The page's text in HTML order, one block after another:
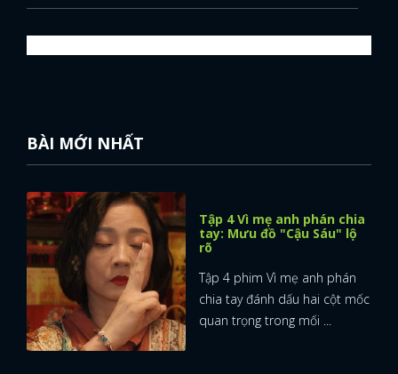
BÀI MỚI NHẤT
Tập 4 Vì mẹ anh phán chia
tay: Mưu đồ "Cậu Sáu" lộ
rõ
Tập 4 phim Vì mẹ anh phán
chia tay đánh dấu hai cột mốc
quan trọng trong mối ...